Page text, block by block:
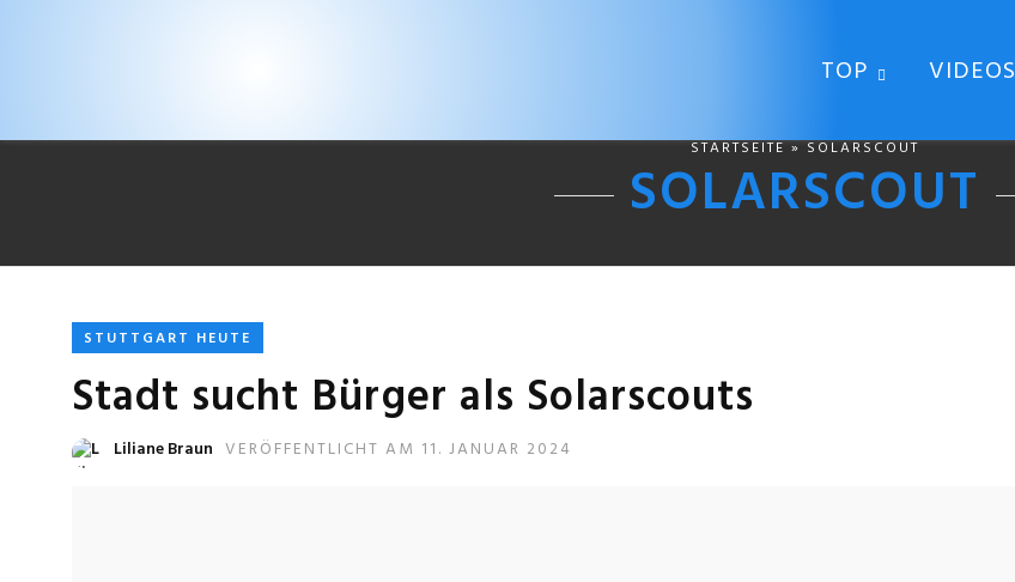
TOP VIDEOS
STARTSEITE » SOLARSCOUT
SOLARSCOUT
STUTTGART HEUTE
Stadt sucht Bürger als Solarscouts
Liliane Braun VERÖFFENTLICHT AM 11. JANUAR 2024